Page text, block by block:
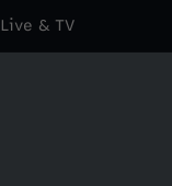
Live & TV